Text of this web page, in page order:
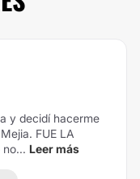
y decidí hacerme
FUE LA
no... Leer más